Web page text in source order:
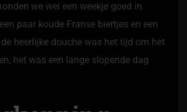
we wel een weekje goed in
paar koude Franse biertjes en een
heerlijke douche was het tijd om het
het was een lange slopende dag